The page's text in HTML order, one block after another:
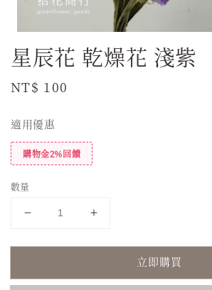
星辰花 乾燥花 淺紫
Regular
NT$ 100
適用優惠
購物金2%回饋
數量
立即購買